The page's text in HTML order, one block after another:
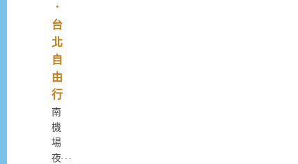
場
」
。
服
體
驗
，
所
以
早
在
出
發
．
台
北
自
由
行
南
機
場
夜